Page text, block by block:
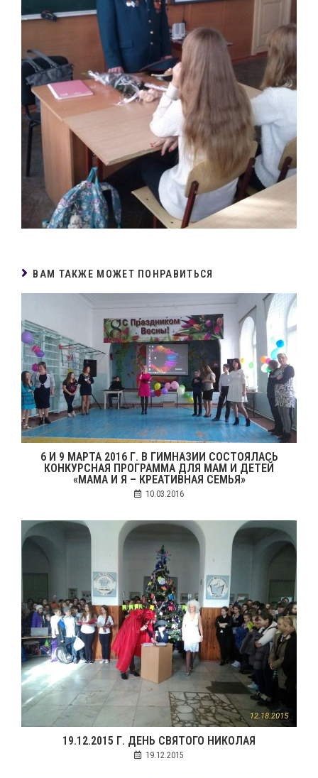
ВАМ ТАКЖЕ МОЖЕТ ПОНРАВИТЬСЯ
6 И 9 МАРТА 2016 Г. В ГИМНАЗИИ СОСТОЯЛАСЬ
КОНКУРСНАЯ ПРОГРАММА ДЛЯ МАМ И ДЕТЕЙ
«МАМА И Я – КРЕАТИВНАЯ СЕМЬЯ»
10.03.2016
19.12.2015 Г. ДЕНЬ СВЯТОГО НИКОЛАЯ
19.12.2015